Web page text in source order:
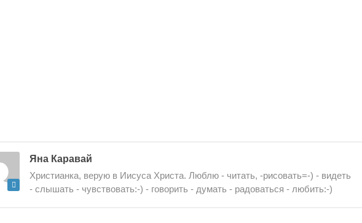
Яна Каравай
Христианка, верую в Иисуса Христа. Люблю - читать, -рисовать=-) - видеть
- слышать - чувствовать:-) - говорить - думать - радоваться - любить:-)